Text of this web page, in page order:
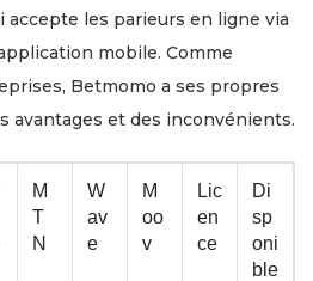
accepte les parieurs en ligne via
mobile. Comme
Betmomo a ses propres
avantages et des inconvénients.
M
T
N
W
av
e
M
oo
v
Lic
en
ce
Di
sp
oni
ble